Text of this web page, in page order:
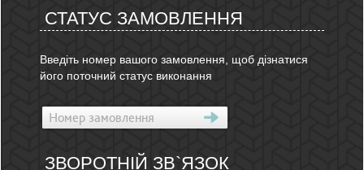
СТАТУС ЗАМОВЛЕННЯ
Введіть номер вашого замовлення, щоб дізнатися
його поточний статус виконання
ЗВОРОТНІЙ ЗВ`ЯЗОК